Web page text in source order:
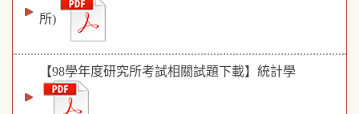
所)
【98學年度研究所考試相關試題下載】統計學